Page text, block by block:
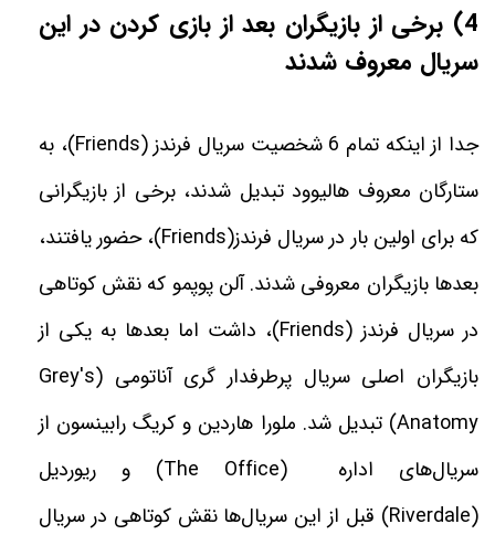
(4 برخی از بازیگران بعد از بازی کردن در این
سریال معروف شدند
جدا از اینکه تمام 6 شخصیت سریال فرندز (Friends)، به
ستارگان معروف هالیوود تبدیل شدند، برخی از بازیگرانی
که برای اولین بار در سریال فرندز(Friends)، حضور یافتند،
بعدها بازیگران معروفی شدند. آلن پوپمو که نقش کوتاهی
در سریال فرندز (Friends)، داشت اما بعدها به یکی از
بازیگران اصلی سریال پرطرفدار گری‌ آناتومی (Grey's
Anatomy) تبدیل شد. ملورا هاردین و کریگ رابینسون از
سریال‌های اداره
(The Office) و ریوردیل
(Riverdale) قبل از این سریال‌ها نقش کوتاهی در سریال